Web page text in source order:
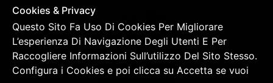
Cookies & Privacy
Questo Sito Fa Uso Di Cookies Per Migliorare
L’esperienza Di Navigazione Degli Utenti E Per
Raccogliere Informazioni Sull’utilizzo Del Sito Stesso.
Configura i Cookies e poi clicca su Accetta se vuoi